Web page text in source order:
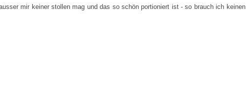
mir keiner stollen mag und das so schön portioniert ist - so brauch ich keinen